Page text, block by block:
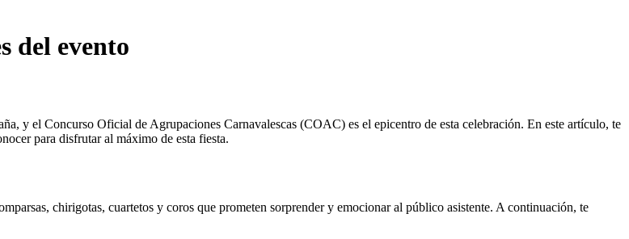
del evento
y el Concurso Oficial de Agrupaciones Carnavalescas (COAC) es el epicentro de esta celebración. En este artículo, te
para disfrutar al máximo de esta fiesta.
chirigotas, cuartetos y coros que prometen sorprender y emocionar al público asistente. A continuación, te